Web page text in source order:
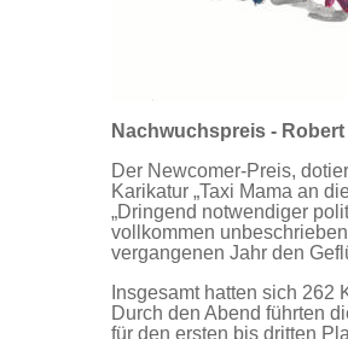
Nachwuchspreis -
Der Newcomer-Preis,
Karikatur „Taxi Mama an
„Dringend notwendiger
vollkommen
vergangenen Jahr den
Insgesamt hatten sich 262
Durch den Abend führten
für den ersten bis dritten